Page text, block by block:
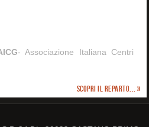
- Associazione Italiana Centri
Scopri il reparto... »